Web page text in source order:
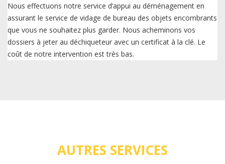
Nous effectuons notre service d’appui au déménagement en
assurant le service de vidage de bureau des objets encombrants
que vous ne souhaitez plus garder. Nous acheminons vos
dossiers à jeter au déchiqueteur avec un certificat à la clé. Le
coût de notre intervention est très bas.
AUTRES SERVICES